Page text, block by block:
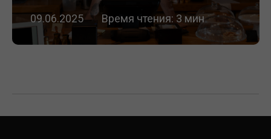
09.06.2025 ⠀⠀Время чтения: 3 мин